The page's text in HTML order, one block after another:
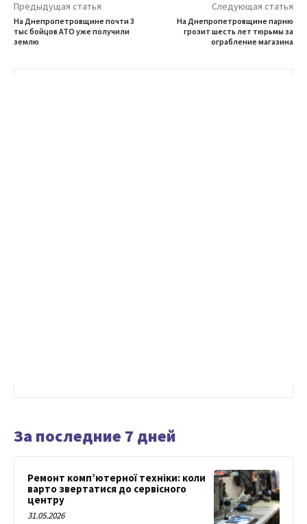
Предыдущая статья
На Днепропетровщине почти 3
тыс бойцов АТО уже получили
землю
Следующая статья
На Днепропетровщине парню
грозит шесть лет тюрьмы за
ограбление магазина
За последние 7 дней
Ремонт комп’ютерної техніки: коли
варто звертатися до сервісного
центру
31.05.2026